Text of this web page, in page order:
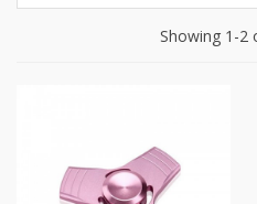
Showing 1-2